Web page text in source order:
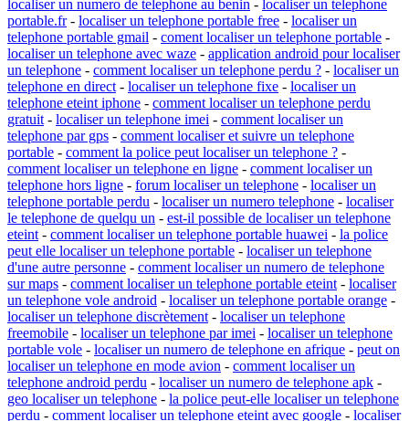
localiser un numero de telephone au benin - localiser un telephone
portable.fr- localiser un telephone portable free - localiser un
telephone portable gmail - coment localiser un telephone portable -
localiser un telephone avec waze - application android pour localiser
un telephone - comment localiser un telephone perdu ? - localiser un
telephone en direct - localiser un telephone fixe - localiser un
telephone eteint iphone - comment localiser un telephone perdu
gratuit - localiser un telephone imei - comment localiser un
telephone par gps - comment localiser et suivre un telephone
portable - comment la police peut localiser un telephone ? -
comment localiser un telephone en ligne - comment localiser un
telephone hors ligne - forum localiser un telephone - localiser un
telephone portable perdu - localiser un numero telephone - localiser
le telephone de quelqu un - est-il possible de localiser un telephone
eteint - comment localiser un telephone portable huawei - la police
peut elle localiser un telephone portable - localiser un telephone
d'une autre personne - comment localiser un numero de telephone
sur maps - comment localiser un telephone portable eteint - localiser
un telephone vole android - localiser un telephone portable orange -
localiser un telephone discrètement - localiser un telephone
freemobile - localiser un telephone par imei - localiser un telephone
portable vole - localiser un numero de telephone en afrique - peut on
localiser un telephone en mode avion - comment localiser un
telephone android perdu - localiser un numero de telephone apk -
geo localiser un telephone - la police peut-elle localiser un telephone
perdu - comment localiser un telephone eteint avec google - localiser